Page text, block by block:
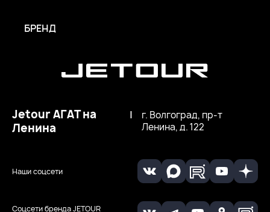
Соцсети бренда JETOUR
Наши соцсети
Jetour АГАТ на
Ленина
|
г. Волгоград, пр-т
Ленина, д. 122
БРЕНД